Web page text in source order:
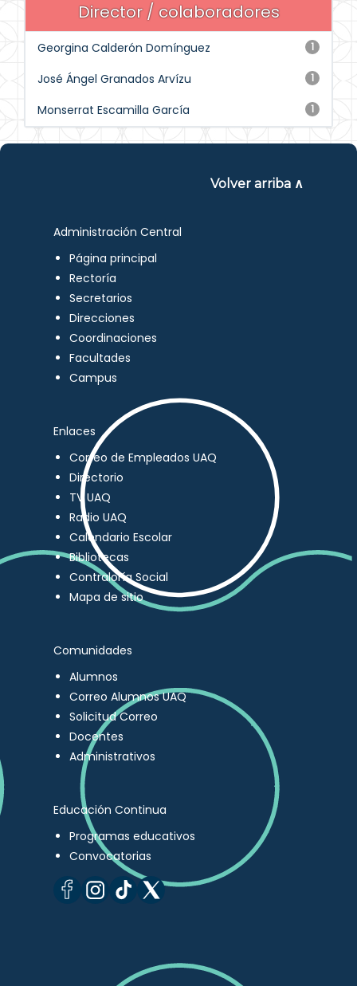
Director / colaboradores
1
Georgina Calderón Domínguez
1
José Ángel Granados Arvízu
1
Monserrat Escamilla García
Volver arriba ∧
Administración Central
Página principal
Rectoría
Secretarios
Direcciones
Coordinaciones
Facultades
Campus
Enlaces
Correo de Empleados UAQ
Directorio
TV UAQ
Radio UAQ
Calendario Escolar
Bibliotecas
Contraloría Social
Mapa de sitio
Comunidades
Alumnos
Correo Alumnos UAQ
Solicitud Correo
Docentes
Administrativos
Educación Continua
Programas educativos
Convocatorias